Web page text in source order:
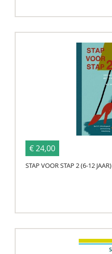
€ 24,00
STAP VOOR STAP 2 (6-12 JAAR)